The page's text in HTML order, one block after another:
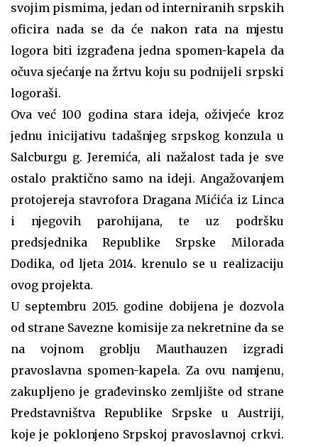
svojim pismima, jedan od interniranih srpskih
oficira nada se da će nakon rata na mjestu
logora biti izgrađena jedna spomen-kapela da
očuva sjećanje na žrtvu koju su podnijeli srpski
logoraši.
Ova već 100 godina stara ideja, oživjeće kroz
jednu inicijativu tadašnjeg srpskog konzula u
Salcburgu g. Jeremića, ali nažalost tada je sve
ostalo praktično samo na ideji. Angažovanjem
protojereja stavrofora Dragana Mićića iz Linca
i njegovih parohijana, te uz podršku
predsjednika Republike Srpske Milorada
Dodika, od ljeta 2014. krenulo se u realizaciju
ovog projekta.
U septembru 2015. godine dobijena je dozvola
od strane Savezne komisije za nekretnine da se
na vojnom groblju Mauthauzen izgradi
pravoslavna spomen-kapela. Za ovu namjenu,
zakupljeno je građevinsko zemljište od strane
Predstavništva Republike Srpske u Austriji,
koje je poklonjeno Srpskoj pravoslavnoj crkvi.